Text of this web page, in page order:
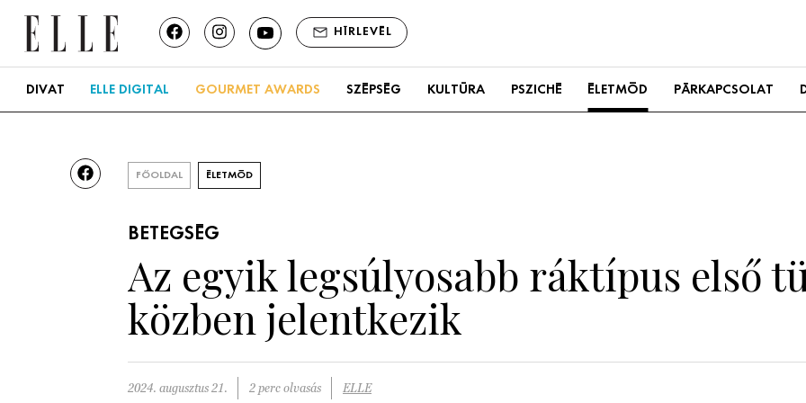
HÍRLEVÉL
DIVAT ELLE DIGITAL GOURMET AWARDS SZÉPSÉG KULTÚRA PSZICHÉ ÉLETMÓD PÁRKAPCSOLAT
FŐOLDAL ÉLETMÓD
BETEGSÉG
Az egyik legsúlyosabb ráktípus első
közben jelentkezik
2024. augusztus 21. 2 perc olvasás ELLE